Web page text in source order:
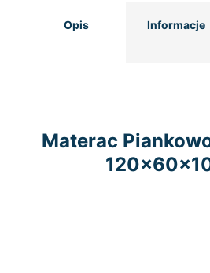
Opis Informacje
Materac